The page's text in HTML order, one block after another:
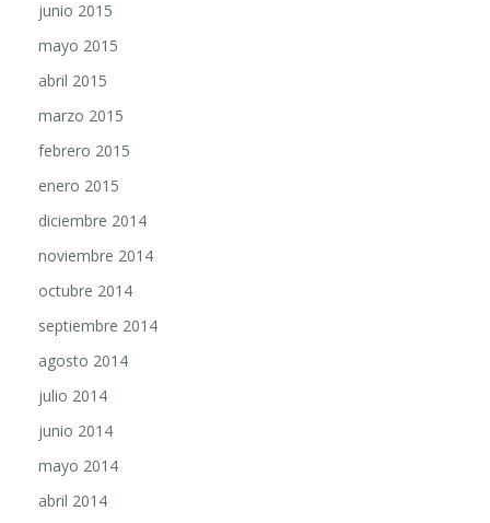
mayo 2015
abril 2015
marzo 2015
febrero 2015
enero 2015
diciembre 2014
noviembre 2014
octubre 2014
septiembre 2014
agosto 2014
julio 2014
junio 2014
mayo 2014
abril 2014
marzo 2014